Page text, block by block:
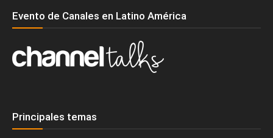
Evento de Canales en Latino América
Principales temas